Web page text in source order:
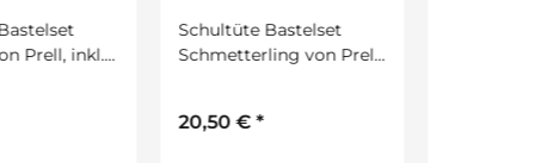
Schultüte Bastelset
Schmetterling von Prell,
Schultüte Bastelset
Rakete von Prell, inkl.